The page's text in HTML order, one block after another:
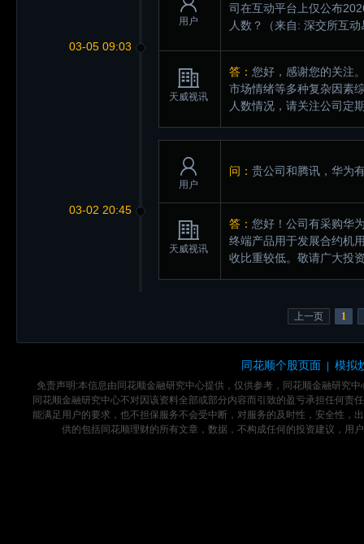
03-05 09:03
用户
司在互动平台上仅公布
人数？
（来自: 深交所互
天威视讯
答： 您好，感谢您的关注
市场情绪等多种复杂因素
人数情况，请关注公司定
03-02 20:45
用户
问： 贵公司和腾讯，华为
天威视讯
答： 您好！公司有采购华
终端产品用于发展合约机
收比重较低。敬请广大投
上一页 1
同花顺个股页面 模拟
免责声明:本信息由同花顺金融研究中心提供，仅供参考，同花顺金融研究
同花顺金融研究中心不对因该资料全部或部分内容而引致的盈亏承担任何
能满足用户的要求，也不担保服务不会受中断，对服务的及时性，安全性，
供的包括同花顺理财的所有文章，数据，不构成任何的投资建议，用